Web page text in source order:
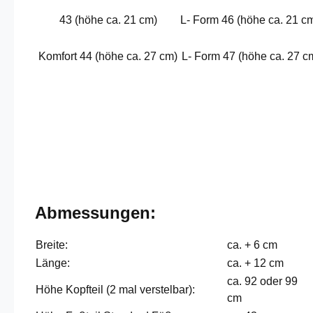
43 (höhe ca. 21 cm) L- Form 46 (höhe ca. 21
Komfort 44 (höhe ca. 27 cm) L- Form 47 (höhe ca. 27
Abmessungen:
Breite:
ca. + 6 cm
Länge:
ca. + 12 cm
Höhe Kopfteil (2 mal verstelbar):
ca. 92 oder 99
cm